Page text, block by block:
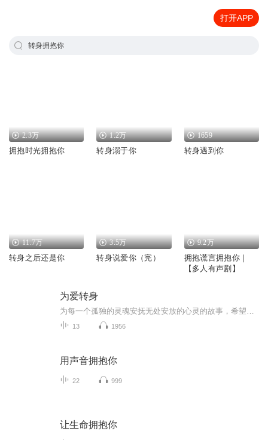
打开APP
转身拥抱你
2.3万
拥抱时光拥抱你
1.2万
转身溺于你
1659
转身遇到你
11.7万
转身之后还是你
3.5万
转身说爱你（完）
9.2万
拥抱谎言拥抱你｜
【多人有声剧】
为爱转身
13 1956
用声音拥抱你
22 999
让生命拥抱你